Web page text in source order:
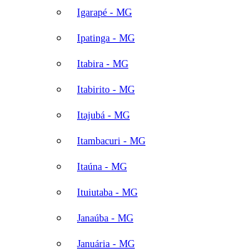
Igarapé - MG
Ipatinga - MG
Itabira - MG
Itabirito - MG
Itajubá - MG
Itambacuri - MG
Itaúna - MG
Ituiutaba - MG
Janaúba - MG
Januária - MG